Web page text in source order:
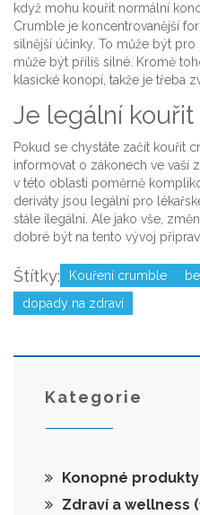
když mohu kouřit normální
Crumble je koncentrovanější
silnější účinky. To může být
může být příliš silné. Kromě
klasické konopí, takže je třeba
Je legální
Pokud se chystáte začít kouřit
informovat o zákonech ve vaší
v této oblasti poměrně
deriváty jsou legální pro
stále ilegální. Ale jako vše,
dobré být na tento vývoj
Štítky: Kouření crumble
dopady na zdraví
Kategorie
Konopné produkty
Zdraví a wellness